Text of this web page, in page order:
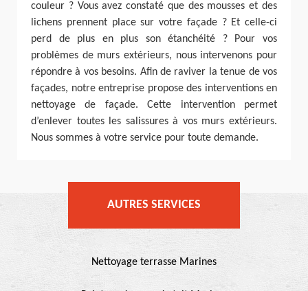
couleur ? Vous avez constaté que des mousses et des
lichens prennent place sur votre façade ? Et celle-ci
perd de plus en plus son étanchéité ? Pour vos
problèmes de murs extérieurs, nous intervenons pour
répondre à vos besoins. Afin de raviver la tenue de vos
façades, notre entreprise propose des interventions en
nettoyage de façade. Cette intervention permet
d’enlever toutes les salissures à vos murs extérieurs.
Nous sommes à votre service pour toute demande.
AUTRES SERVICES
Nettoyage terrasse Marines